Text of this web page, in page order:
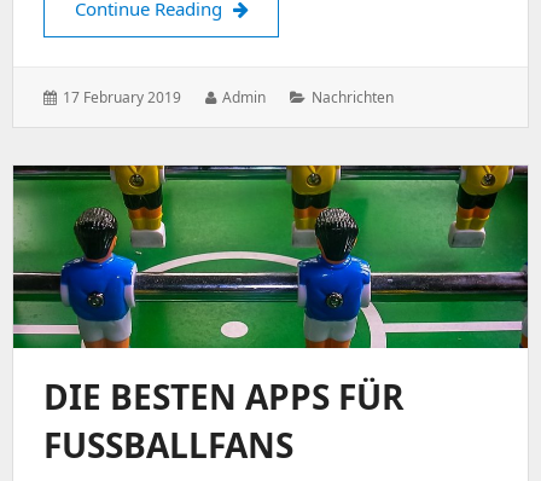
Continue Reading Manuel Neuer – Fit für ein
Posted
17 February 2019 Author:
Admin Categories:
Nachrichten
DIE BESTEN APPS FÜR
FUSSBALLFANS